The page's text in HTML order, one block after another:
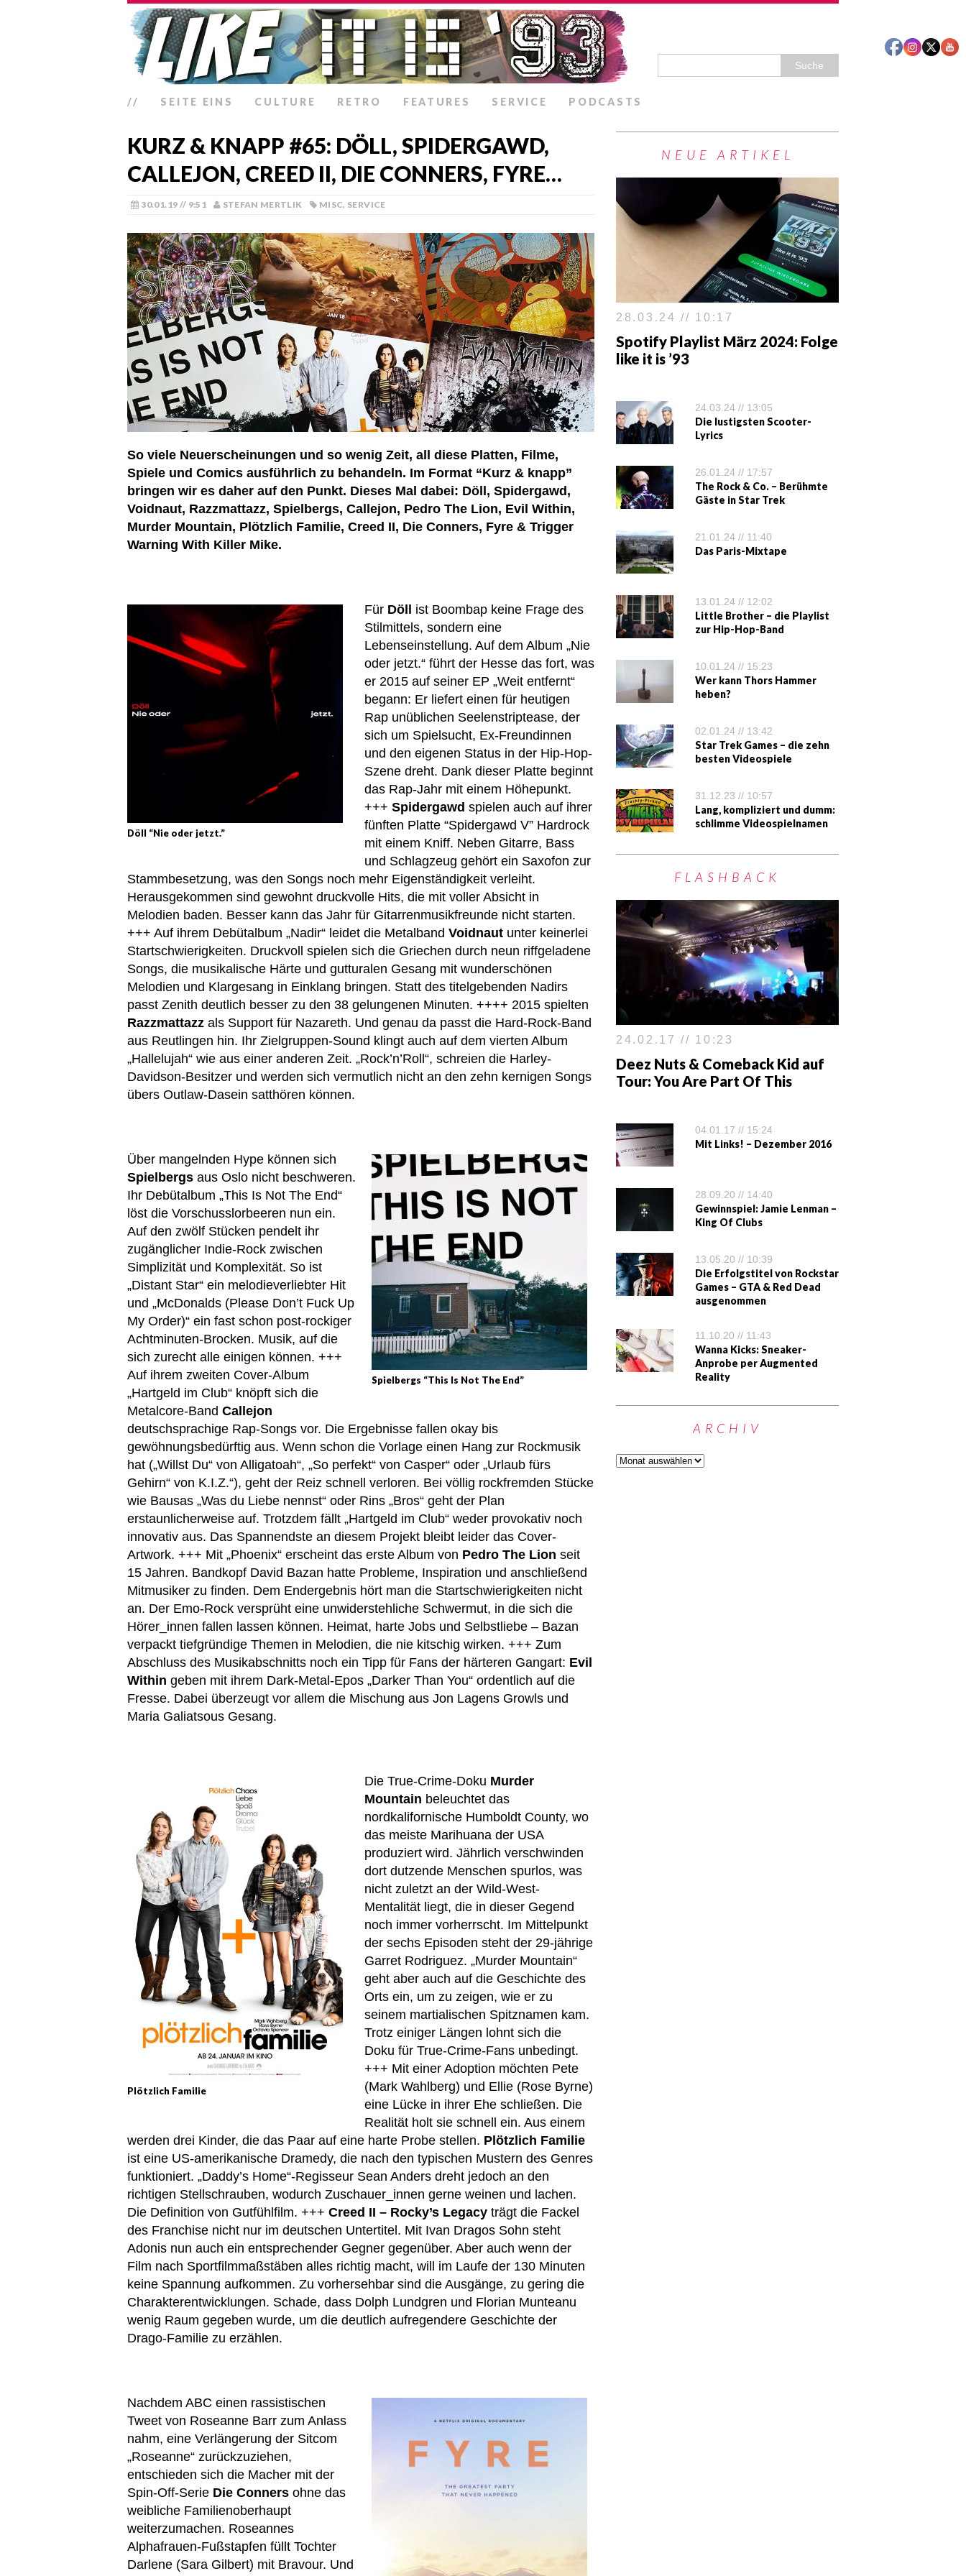
// SEITE EINS CULTURE RETRO FEATURES SERVICE PODCASTS
KURZ & KNAPP #65: DÖLL, SPIDERGAWD,
CALLEJON, CREED II, DIE CONNERS, FYRE…
30.01.19 // 9:51 STEFAN MERTLIK MISC, SERVICE
So viele Neuerscheinungen und so wenig Zeit, all diese Platten, Filme,
Spiele und Comics ausführlich zu behandeln. Im Format “Kurz & knapp”
bringen wir es daher auf den Punkt. Dieses Mal dabei: Döll, Spidergawd,
Voidnaut, Razzmattazz, Spielbergs, Callejon, Pedro The Lion, Evil Within,
Murder Mountain, Plötzlich Familie, Creed II, Die Conners, Fyre & Trigger
Warning With Killer Mike.
Döll “Nie oder jetzt.”
Für Döll
ist Boombap keine Frage des
Stilmittels, sondern eine
Lebenseinstellung. Auf dem Album „Nie
oder jetzt.“ führt der Hesse das fort, was
er 2015 auf seiner EP „Weit entfernt“
begann: Er liefert einen für heutigen
Rap unüblichen Seelenstriptease, der
sich um Spielsucht, Ex-Freundinnen
und den eigenen Status in der Hip-Hop-
Szene dreht. Dank dieser Platte beginnt
das Rap-Jahr mit einem Höhepunkt.
+++ Spidergawd spielen auch auf ihrer
fünften Platte “Spidergawd V” Hardrock
mit einem Kniff. Neben Gitarre, Bass
und Schlagzeug gehört ein Saxofon zur
Stammbesetzung, was den Songs noch mehr Eigenständigkeit verleiht.
Herausgekommen sind gewohnt druckvolle Hits, die mit voller Absicht in
Melodien baden. Besser kann das Jahr für Gitarrenmusikfreunde nicht starten.
+++ Auf ihrem Debütalbum „Nadir“ leidet die Metalband Voidnaut unter keinerlei
Startschwierigkeiten. Druckvoll spielen sich die Griechen durch neun riffgeladene
Songs, die musikalische Härte und gutturalen Gesang mit wunderschönen
Melodien und Klargesang in Einklang bringen. Statt des titelgebenden Nadirs
passt Zenith deutlich besser zu den 38 gelungenen Minuten. ++++ 2015 spielten
Razzmattazz als Support für Nazareth. Und genau da passt die Hard-Rock-Band
aus Reutlingen hin. Ihr Zielgruppen-Sound klingt auch auf dem vierten Album
„Hallelujah“ wie aus einer anderen Zeit. „Rock’n’Roll“, schreien die Harley-
Davidson-Besitzer und werden sich vermutlich nicht an den zehn kernigen Songs
übers Outlaw-Dasein satthören können.
Spielbergs “This Is Not The End”
Über mangelnden Hype können sich
Spielbergs aus Oslo nicht beschweren.
Ihr Debütalbum „This Is Not The End“
löst die Vorschusslorbeeren nun ein.
Auf den zwölf Stücken pendelt ihr
zugänglicher Indie-Rock zwischen
Simplizität und Komplexität. So ist
„Distant Star“ ein melodieverliebter Hit
und „McDonalds (Please Don’t Fuck Up
My Order)“ ein fast schon post-rockiger
Achtminuten-Brocken. Musik, auf die
sich zurecht alle einigen können. +++
Auf ihrem zweiten Cover-Album
„Hartgeld im Club“ knöpft sich die
Metalcore-Band Callejon
deutschsprachige Rap-Songs vor. Die Ergebnisse fallen okay bis
gewöhnungsbedürftig aus. Wenn schon die Vorlage einen Hang zur Rockmusik
hat („Willst Du“ von Alligatoah“, „So perfekt“ von Casper“ oder „Urlaub fürs
Gehirn“ von K.I.Z.“), geht der Reiz schnell verloren. Bei völlig rockfremden Stücke
wie Bausas „Was du Liebe nennst“ oder Rins „Bros“ geht der Plan
erstaunlicherweise auf. Trotzdem fällt „Hartgeld im Club“ weder provokativ noch
innovativ aus. Das Spannendste an diesem Projekt bleibt leider das Cover-
Artwork. +++ Mit „Phoenix“ erscheint das erste Album von Pedro The Lion seit
15 Jahren. Bandkopf David Bazan hatte Probleme, Inspiration und anschließend
Mitmusiker zu finden. Dem Endergebnis hört man die Startschwierigkeiten nicht
an. Der Emo-Rock versprüht eine unwiderstehliche Schwermut, in die sich die
Hörer_innen fallen lassen können. Heimat, harte Jobs und Selbstliebe – Bazan
verpackt tiefgründige Themen in Melodien, die nie kitschig wirken. +++ Zum
Abschluss des Musikabschnitts noch ein Tipp für Fans der härteren Gangart: Evil
Within geben mit ihrem Dark-Metal-Epos „Darker Than You“ ordentlich auf die
Fresse. Dabei überzeugt vor allem die Mischung aus Jon Lagens Growls und
Maria Galiatsous Gesang.
Plötzlich Familie
Die True-Crime-Doku Murder
Mountain beleuchtet das
nordkalifornische Humboldt County, wo
das meiste Marihuana der USA
produziert wird. Jährlich verschwinden
dort dutzende Menschen spurlos, was
nicht zuletzt an der Wild-West-
Mentalität liegt, die in dieser Gegend
noch immer vorherrscht. Im Mittelpunkt
der sechs Episoden steht der 29-jährige
Garret Rodriguez. „Murder Mountain“
geht aber auch auf die Geschichte des
Orts ein, um zu zeigen, wie er zu
seinem martialischen Spitznamen kam.
Trotz einiger Längen lohnt sich die
Doku für True-Crime-Fans unbedingt.
+++ Mit einer Adoption möchten Pete
(Mark Wahlberg) und Ellie (Rose Byrne)
eine Lücke in ihrer Ehe schließen. Die
Realität holt sie schnell ein. Aus einem
werden drei Kinder, die das Paar auf eine harte Probe stellen. Plötzlich Familie
ist eine US-amerikanische Dramedy, die nach den typischen Mustern des Genres
funktioniert. „Daddy’s Home“-Regisseur Sean Anders dreht jedoch an den
richtigen Stellschrauben, wodurch Zuschauer_innen gerne weinen und lachen.
Die Definition von Gutfühlfilm. +++ Creed II – Rocky’s Legacy trägt die Fackel
des Franchise nicht nur im deutschen Untertitel. Mit Ivan Dragos Sohn steht
Adonis nun auch ein entsprechender Gegner gegenüber. Aber auch wenn der
Film nach Sportfilmmaßstäben alles richtig macht, will im Laufe der 130 Minuten
keine Spannung aufkommen. Zu vorhersehbar sind die Ausgänge, zu gering die
Charakterentwicklungen. Schade, dass Dolph Lundgren und Florian Munteanu
wenig Raum gegeben wurde, um die deutlich aufregendere Geschichte der
Drago-Familie zu erzählen.
Nachdem ABC einen rassistischen
Tweet von Roseanne Barr zum Anlass
nahm, eine Verlängerung der Sitcom
„Roseanne“ zurückzuziehen,
entschieden sich die Macher mit der
Spin-Off-Serie Die Conners ohne das
weibliche Familienoberhaupt
weiterzumachen. Roseannes
Alphafrauen-Fußstapfen füllt Tochter
Darlene (Sara Gilbert) mit Bravour. Und
NEUE ARTIKEL
28.03.24 // 10:17
Spotify Playlist März 2024: Folge
like it is ’93
24.03.24 // 13:05
Die lustigsten Scooter-
Lyrics
26.01.24 // 17:57
The Rock & Co. – Berühmte
Gäste in Star Trek
21.01.24 // 11:40
Das Paris-Mixtape
13.01.24 // 12:02
Little Brother – die Playlist
zur Hip-Hop-Band
10.01.24 // 15:23
Wer kann Thors Hammer
heben?
02.01.24 // 13:42
Star Trek Games – die zehn
besten Videospiele
31.12.23 // 10:57
Lang, kompliziert und dumm:
schlimme Videospielnamen
FLASHBACK
24.02.17 // 10:23
Deez Nuts & Comeback Kid auf
Tour: You Are Part Of This
04.01.17 // 15:24
Mit Links! – Dezember 2016
28.09.20 // 14:40
Gewinnspiel: Jamie Lenman –
King Of Clubs
13.05.20 // 10:39
Die Erfolgstitel von Rockstar
Games – GTA & Red Dead
ausgenommen
11.10.20 // 11:43
Wanna Kicks: Sneaker-
Anprobe per Augmented
Reality
ARCHIV